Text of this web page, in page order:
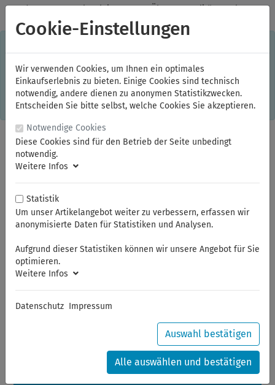
✓Jeden Monat starke Aktionen ✓Über 20 Qualitätsmarken ✓
Kostenlose Lieferung im Inland ab 150,00 Euro Bruttowarenwert
Einkaufserlebnis. Dabei werden beispielsweise die Session-
Informationen oder die Spracheinstellung auf Ihrem Rechner
gespeichert. Ohne Cookies ist der Funktionsumfang des
Online-Shops eingeschränkt. Sind Sie damit nicht
einverstanden, klicken Sie bitte hier.
TORX®-Winkelschraubendreher
Sommerferien
zwischen 28.07.2026 und 21.08.2026 machen auch wir
Ihre Bestellungen in diesem Zeitraum werden ab dem
24.08.2026 verschickt.
Cookie-Einstellungen
Wir verwenden Cookies, um Ihnen ein optimales
Einkaufserlebnis zu bieten. Einige Cookies sind technisch
notwendig, andere dienen zu anonymen Statistikzwecken.
Entscheiden Sie bitte selbst, welche Cookies Sie akzeptieren.
Notwendige Cookies
Diese Cookies sind für den Betrieb der Seite unbedingt
notwendig.
Weitere Infos
Statistik
Um unser Artikelangebot weiter zu verbessern, erfassen wir
anonymisierte Daten für Statistiken und Analysen.
Aufgrund dieser Statistiken können wir unsere Angebot für Sie
optimieren.
Weitere Infos
Datenschutz Impressum
Auswahl bestätigen
Alle auswählen und bestätigen